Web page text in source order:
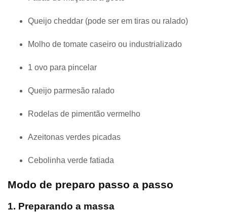
Queijo cheddar (pode ser em tiras ou ralado)
Molho de tomate caseiro ou industrializado
1 ovo para pincelar
Queijo parmesão ralado
Rodelas de pimentão vermelho
Azeitonas verdes picadas
Cebolinha verde fatiada
Modo de preparo passo a passo
1. Preparando a massa